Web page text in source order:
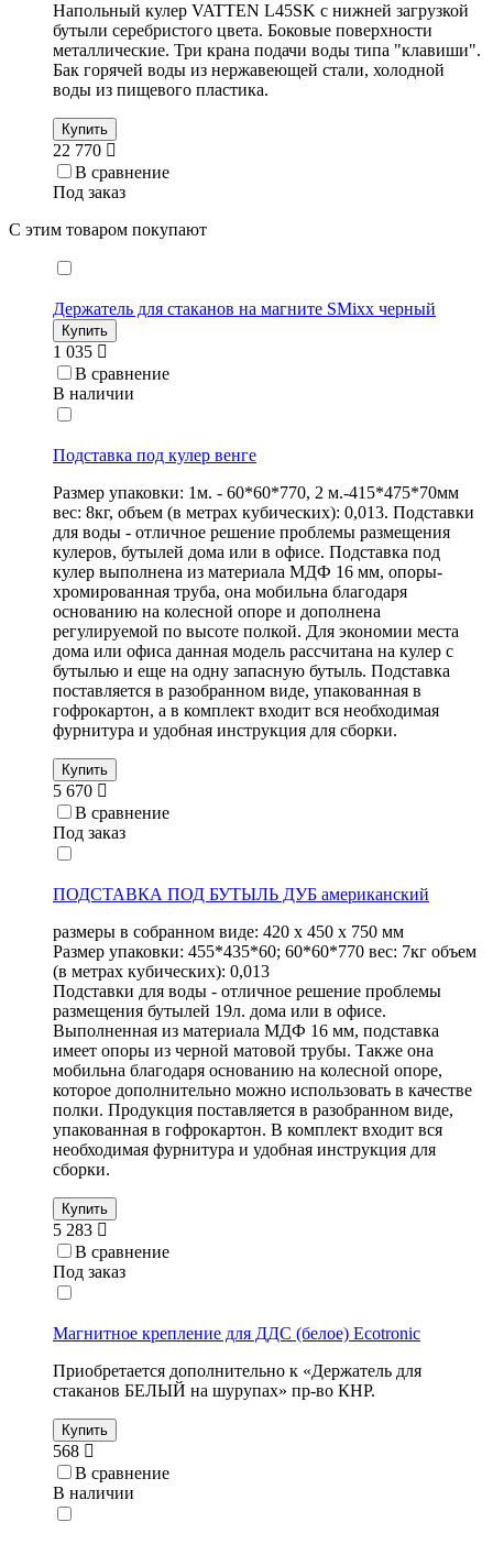
Напольный кулер VATTEN L45SK с нижней загрузкой
бутыли серебристого цвета. Боковые поверхности
металлические. Три крана подачи воды типа "клавиши".
Бак горячей воды из нержавеющей стали, холодной
воды из пищевого пластика.
Купить
22 770
В сравнение
Под заказ
С этим товаром покупают
Держатель для стаканов на магните SMixx черный
Купить
1 035
В сравнение
В наличии
Подставка под кулер венге
Размер упаковки: 1м. - 60*60*770, 2 м.-415*475*70мм
вес: 8кг, объем (в метрах кубических): 0,013. Подставки
для воды - отличное решение проблемы размещения
кулеров, бутылей дома или в офисе. Подставка под
кулер выполнена из материала МДФ 16 мм, опоры-
хромированная труба, она мобильна благодаря
основанию на колесной опоре и дополнена
регулируемой по высоте полкой. Для экономии места
дома или офиса данная модель рассчитана на кулер с
бутылью и еще на одну запасную бутыль. Подставка
поставляется в разобранном виде, упакованная в
гофрокартон, а в комплект входит вся необходимая
фурнитура и удобная инструкция для сборки.
Купить
5 670
В сравнение
Под заказ
ПОДСТАВКА ПОД БУТЫЛЬ ДУБ американский
размеры в собранном виде: 420 х 450 х 750 мм
Размер упаковки: 455*435*60; 60*60*770 вес: 7кг объем
(в метрах кубических): 0,013
Подставки для воды - отличное решение проблемы
размещения бутылей 19л. дома или в офисе.
Выполненная из материала МДФ 16 мм, подставка
имеет опоры из черной матовой трубы. Также она
мобильна благодаря основанию на колесной опоре,
которое дополнительно можно использовать в качестве
полки. Продукция поставляется в разобранном виде,
упакованная в гофрокартон. В комплект входит вся
необходимая фурнитура и удобная инструкция для
сборки.
Купить
5 283
В сравнение
Под заказ
Магнитное крепление для ДДС (белое) Ecotronic
Приобретается дополнительно к «Держатель для
стаканов БЕЛЫЙ на шурупах» пр-во КНР.
Купить
568
В сравнение
В наличии